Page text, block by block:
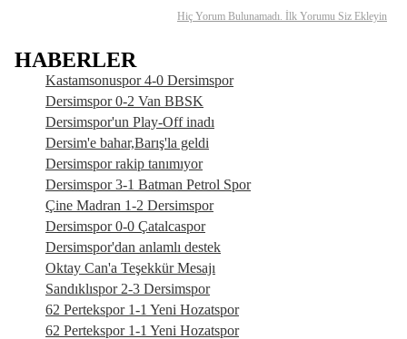
Hiç Yorum Bulunamadı. İlk Yorumu Siz Ekleyin
HABERLER
Kastamsonuspor 4-0 Dersimspor
Dersimspor 0-2 Van BBSK
Dersimspor'un Play-Off inadı
Dersim'e bahar,Barış'la geldi
Dersimspor rakip tanımıyor
Dersimspor 3-1 Batman Petrol Spor
Çine Madran 1-2 Dersimspor
Dersimspor 0-0 Çatalcaspor
Dersimspor'dan anlamlı destek
Oktay Can'a Teşekkür Mesajı
Sandıklıspor 2-3 Dersimspor
62 Pertekspor 1-1 Yeni Hozatspor
62 Pertekspor 1-1 Yeni Hozatspor